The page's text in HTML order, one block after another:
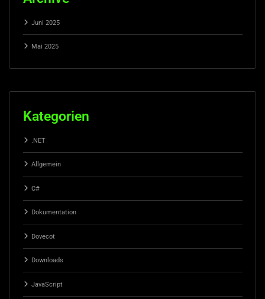
Juni 2025
Mai 2025
Kategorien
.NET
Allgemein
C#
Dokumentation
Dovecot
Downloads
JavaScript